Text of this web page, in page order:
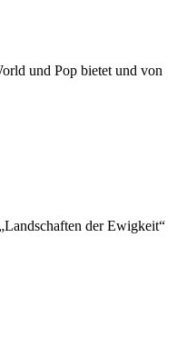
und Pop bietet und von
der Ewigkeit“